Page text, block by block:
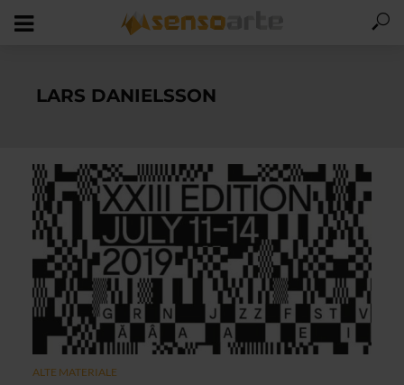
LARS DANIELSSON
ALTE MATERIALE